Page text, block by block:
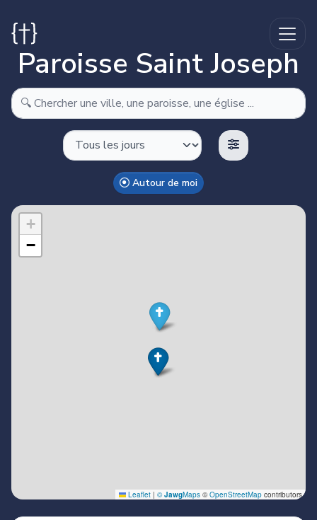
Paroisse Saint Joseph
Autour de moi
Make this Notebook Trusted to load map: File -> Trust